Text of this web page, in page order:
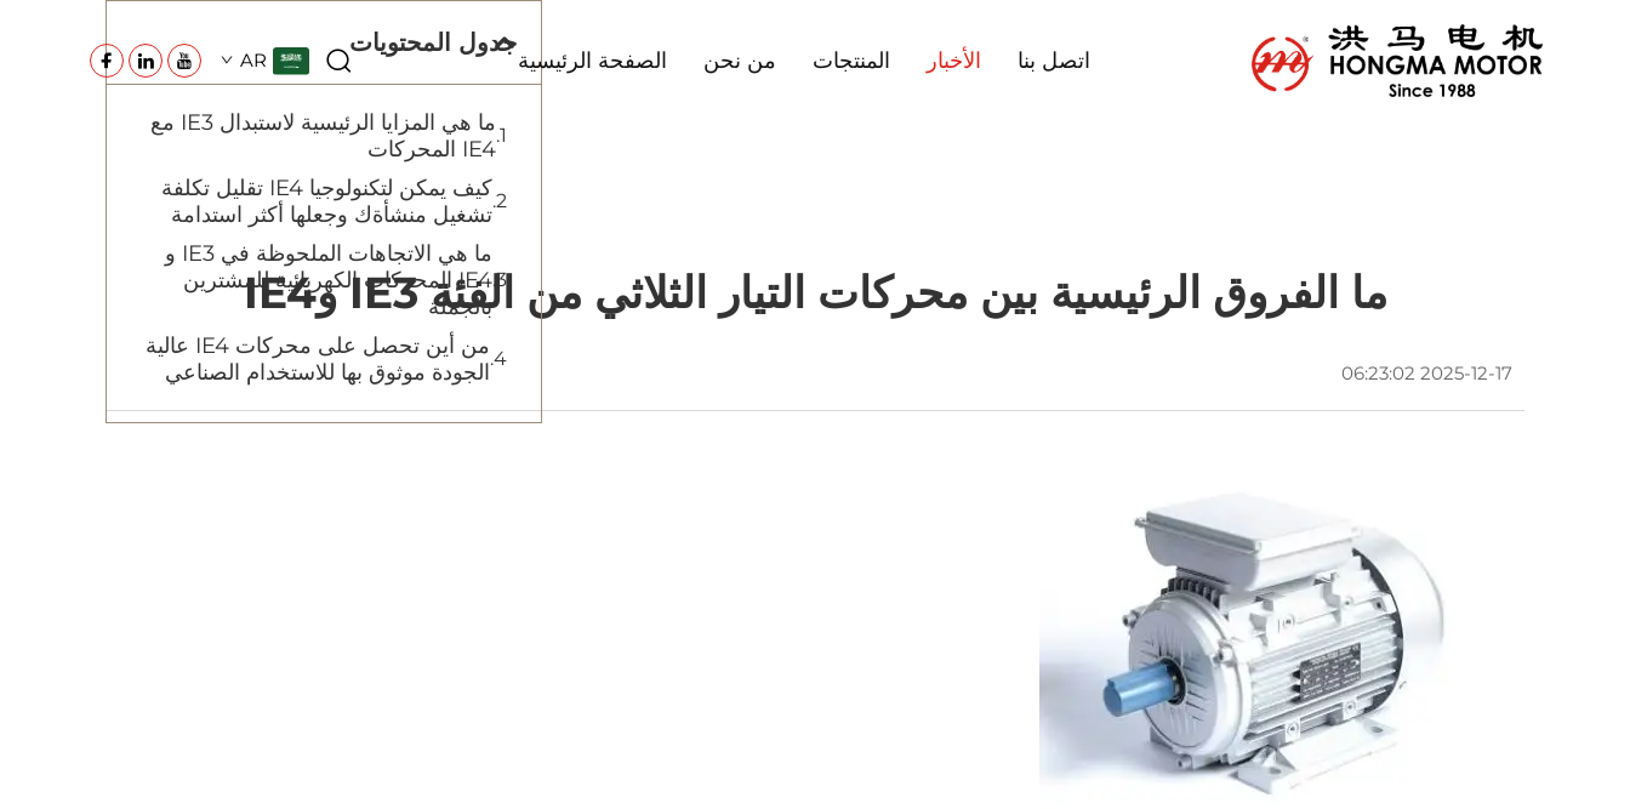
الصفحة الرئيسية من نحن المنتجات الأخبار اتصل بنا AR
ما الفروق الرئيسية بين محركات التيار الثلاثي من الفئة IE3 وIE4
2025-12-17 06:23:02
جدول المحتويات
ما هي المزايا الرئيسية لاستبدال IE3 مع
IE4 المحركات
كيف يمكن لتكنولوجيا IE4 تقليل تكلفة
تشغيل منشأةك وجعلها أكثر استدامة
ما هي الاتجاهات الملحوظة في IE3 و
IE4 المحركات الكهربائية للمشترين
بالجملة
من أين تحصل على محركات IE4 عالية
الجودة موثوق بها للاستخدام الصناعي